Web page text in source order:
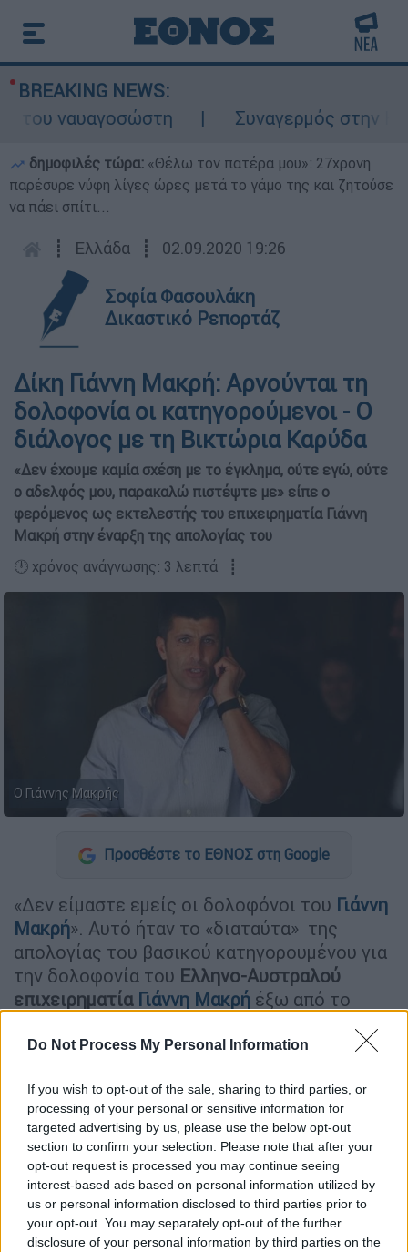
Do Not Process My Personal Information
If you wish to opt-out of the sale, sharing to third parties, or
processing of your personal or sensitive information for
targeted advertising by us, please use the below opt-out
section to confirm your selection. Please note that after your
opt-out request is processed you may continue seeing
interest-based ads based on personal information utilized by
us or personal information disclosed to third parties prior to
your opt-out. You may separately opt-out of the further
disclosure of your personal information by third parties on the
BREAKING NEWS:
ναυαγοσώστη
Συναγερμός στην
δημοφιλές τώρα: «Θέλω τον πατέρα μου»: 27χρονη
παρέσυρε νύφη λίγες ώρες μετά το γάμο της και ζητούσε
να πάει σπίτι...
┋ Ελλάδα ┋ 02.09.2020 19:26
Σοφία Φασουλάκη
Δικαστικό Ρεπορτάζ
Δίκη Γιάννη Μακρή: Αρνούνται τη
δολοφονία οι κατηγορούμενοι - Ο
διάλογος με τη Βικτώρια Καρύδα
«Δεν έχουμε καμία σχέση με το έγκλημα, ούτε εγώ, ούτε
ο αδελφός μου, παρακαλώ πιστέψτε με» είπε ο
φερόμενος ως εκτελεστής του επιχειρηματία Γιάννη
Μακρή στην έναρξη της απολογίας του
🕛 χρόνος ανάγνωσης: 3 λεπτά ┋
Ο Γιάννης Μακρής
Προσθέστε το ΕΘΝΟΣ στη Google
«Δεν είμαστε εμείς οι δολοφόνοι του Γιάννη
Μακρή». Αυτό ήταν το «διαταύτα» της
απολογίας του βασικού κατηγορουμένου για
την δολοφονία του Ελληνο-Αυστραλού
επιχειρηματία Γιάννη Μακρή έξω από το
Οκτώβριο του 2018.Ο κατηγορούμενος
μία καλύτερη ζωή και να δραστηριοποιηθεί
επιχειρηματικά στον τομέα της εστίασης.
«Δεν έχουμε καμία σχέση με το έγκλημα,
ούτε εγώ, ούτε ο αδελφός μου, παρακαλώ
πιστέψτε με» είπε ο φερόμενος ως
εκτελεστής του επιχειρηματία Γιάννη Μακρή
στην έναρξη της απολογίας του.